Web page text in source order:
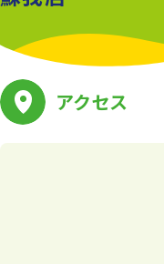
アクセス